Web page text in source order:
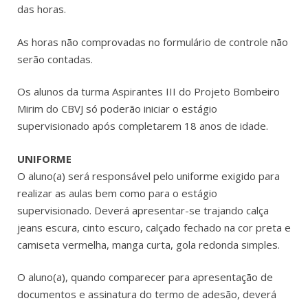
das horas.
As horas não comprovadas no formulário de controle não
serão contadas.
Os alunos da turma Aspirantes III do Projeto Bombeiro
Mirim do CBVJ só poderão iniciar o estágio
supervisionado após completarem 18 anos de idade.
UNIFORME
O aluno(a) será responsável pelo uniforme exigido para
realizar as aulas bem como para o estágio
supervisionado. Deverá apresentar-se trajando calça
jeans escura, cinto escuro, calçado fechado na cor preta e
camiseta vermelha, manga curta, gola redonda simples.
O aluno(a), quando comparecer para apresentação de
documentos e assinatura do termo de adesão, deverá